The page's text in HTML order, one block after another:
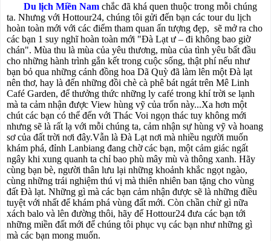
Du lịch Miền Nam chắc đã khá quen thuộc trong mỗi chúng
ta. Nhưng với Hottour24, chúng tôi gửi đến bạn các tour du lịch
hoàn toàn mới với các điểm tham quan ấn tượng đẹp, sẽ mở ra cho
các bạn 1 suy nghĩ hoàn toàn mới "Đà Lạt ư – đi không bao giờ
chán". Mùa thu là mùa của yêu thương, mùa của tình yêu bất đầu
cho những hành trình gắn kết trong cuộc sống, thật phí nếu như
bạn bỏ qua những cánh đồng hoa Dã Quỳ đã làm lên một Đà lạt
nên thơ, hay là đến những đồi chè cà phê bát ngát trên Mê Linh
Café Garden, để thưởng thức những ly café trong khí trời se lạnh
mà ta cảm nhận được View hùng vỹ của trốn này...Xa hơn một
chút các bạn có thể đến với Thác Voi ngọn thác tuy không mới
nhưng sẽ là rất lạ với mỗi chúng ta, cảm nhận sự hùng vỹ và hoang
sơ của đất trời nơi đây.Vẫn là Đà Lạt nơi mà nhiều người muốn
khám phá, đỉnh Lanbiang đang chờ các bạn, một cảm giác ngất
ngây khi xung quanh ta chỉ bao phù mây mù và thông xanh. Hãy
cùng bạn bè, người thân lưu lại những khoảnh khắc ngọt ngào,
cùng những trái nghiệm thú vị mà thiên nhiên ban tặng cho vùng
đất Đà lạt. Những gì mà các bạn cảm nhận được sẽ là những điều
tuyệt với nhất để khám phá vùng đất mới. Còn chần chừ gì nữa
xách balo và lên đường thôi, hãy để Hottour24 đưa các bạn tới
những miền đất mới để chúng tôi phục vụ các bạn như những gì
mà các bạn mong muốn.